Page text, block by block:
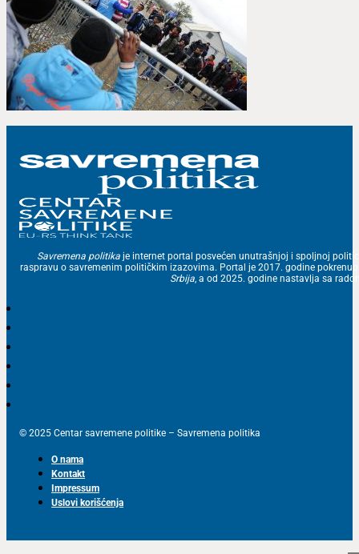
Savremena politika je internet portal posvećen unutrašnjoj i spoljnoj
raspravu o savremenim političkim izazovima. Portal je 2017. godine
Srbija, a od 2025. godine nastavlja sa
© 2025 Centar savremene politike – Savremena politika
O nama
Kontakt
Impressum
Uslovi korišćenja